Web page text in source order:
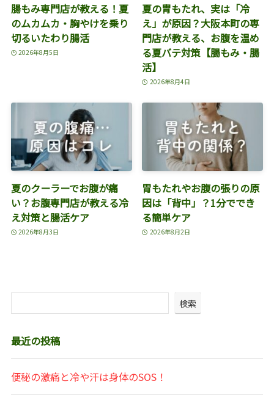
腸もみ専門店が教える！夏
のムカムカ・胸やけを乗り
切るいたわり腸活
2026年8月5日
夏の胃もたれ、実は「冷
え」が原因？大阪本町の専
門店が教える、お腹を温め
る夏バテ対策【腸もみ・腸
活】
2026年8月4日
夏のクーラーでお腹が痛
い？お腹専門店が教える冷
え対策と腸活ケア
2026年8月3日
胃もたれやお腹の張りの原
因は「背中」？1分ででき
る簡単ケア
2026年8月2日
検索
最近の投稿
便秘の激痛と冷や汗は身体のSOS！